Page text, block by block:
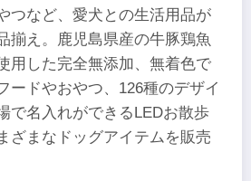
つなど、愛犬との生活用品が
揃え。鹿児島県産の牛豚鶏魚
用した完全無添加、無着色で
ードやおやつ、126種のデザイ
で名入れができるLEDお散歩
ざまなドッグアイテムを販売